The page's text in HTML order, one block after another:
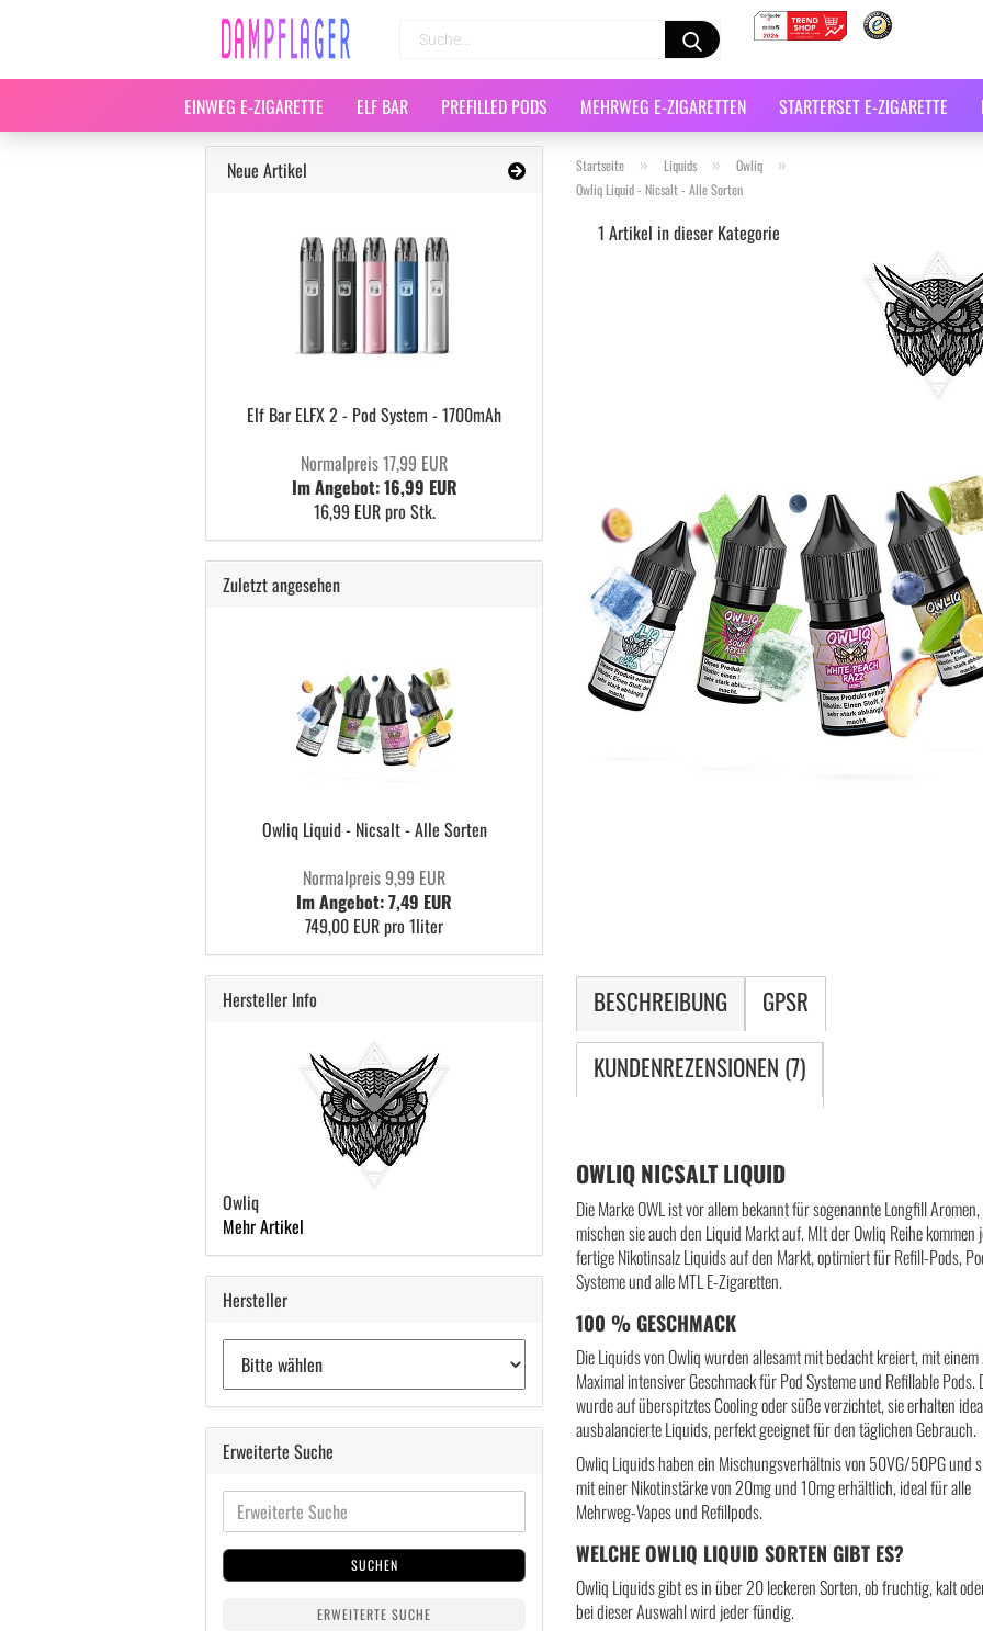
EINWEG E-ZIGARETTE ELF BAR PREFILLED PODS MEHRWEG E-ZIGARETTEN STARTERSET E-ZIGARETTE
Startseite » Liquids » Owliq »
Owliq Liquid - Nicsalt - Alle Sorten
1 Artikel in dieser Kategorie
BESCHREIBUNG
GPSR
KUNDENREZENSIONEN (7)
OWLIQ NICSALT LIQUID
Die Marke OWL ist vor allem bekannt für sogenannte Longfill
mischen sie auch den Liquid Markt auf. MIt der Owliq Reihe kommen
fertige Nikotinsalz Liquids auf den Markt, optimiert für Refill-Pods,
Systeme und alle MTL E-Zigaretten.
100 % GESCHMACK
Die Liquids von Owliq wurden allesamt mit bedacht kreiert, mit einem
Maximal intensiver Geschmack für Pod Systeme und Refillable Pods.
wurde auf überspitztes Cooling oder süße verzichtet, sie erhalten
ausbalancierte Liquids, perfekt geeignet für den täglichen Gebrauch.
Owliq Liquids haben ein Mischungsverhältnis von 50VG/50PG und
mit einer Nikotinstärke von 20mg und 10mg erhältlich, ideal für alle
Mehrweg-Vapes und Refillpods.
WELCHE OWLIQ LIQUID SORTEN GIBT ES?
Owliq Liquids gibt es in über 20 leckeren Sorten, ob fruchtig, kalt
bei dieser Auswahl wird jeder fündig.
Neue Artikel
Elf Bar ELFX 2 - Pod System - 1700mAh
Normalpreis 17,99 EUR
Im Angebot: 16,99 EUR
16,99 EUR pro Stk.
Zuletzt angesehen
Owliq Liquid - Nicsalt - Alle Sorten
Normalpreis 9,99 EUR
Im Angebot: 7,49 EUR
749,00 EUR pro 1liter
Hersteller Info
Owliq
Mehr Artikel
Hersteller
Erweiterte Suche
SUCHEN
ERWEITERTE SUCHE